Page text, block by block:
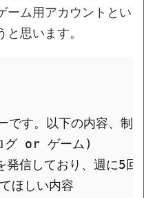
ーム用アカウントとい
思います。
です。以下の内容、制
グ or ゲーム)
発信しており、週に5
ほしい内容